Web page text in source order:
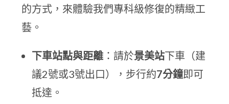
的方式，來體驗我們專科級修復的精緻工
藝。
下車站點與距離 ：請於景美站下車（建
議2號或3號出口），步行約7分鐘即可
抵達。